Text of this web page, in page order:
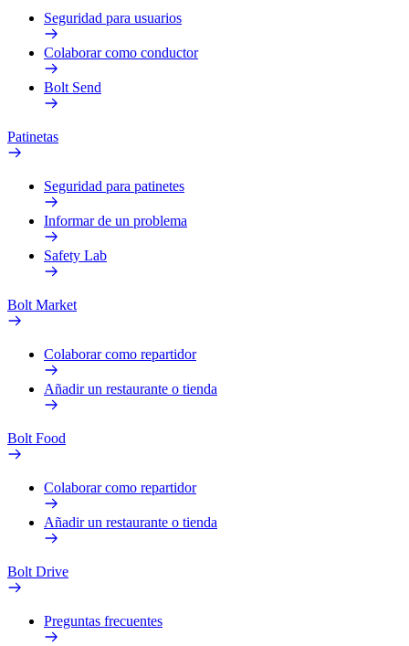
Seguridad para usuarios
Colaborar como conductor
Bolt Send
Patinetas
Seguridad para patinetes
Informar de un problema
Safety Lab
Bolt Market
Colaborar como repartidor
Añadir un restaurante o tienda
Bolt Food
Colaborar como repartidor
Añadir un restaurante o tienda
Bolt Drive
Preguntas frecuentes